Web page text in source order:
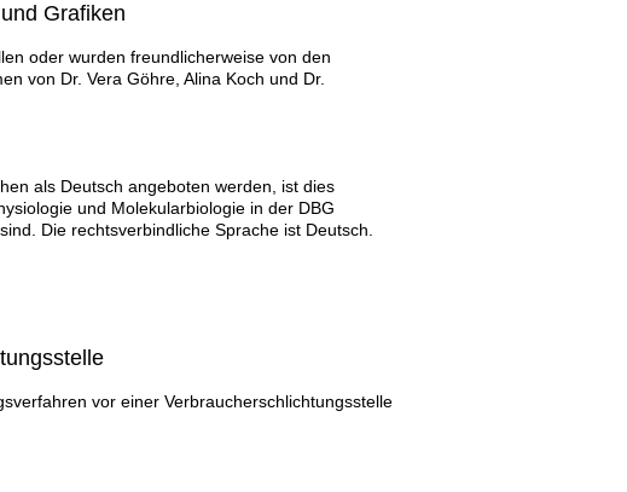
Grafiken
oder wurden freundlicherweise von den
von Dr. Vera Göhre, Alina Koch und Dr.
als Deutsch angeboten werden, ist dies
und Molekularbiologie in der DBG
Die rechtsverbindliche Sprache ist Deutsch.
vor einer Verbraucherschlichtungsstelle